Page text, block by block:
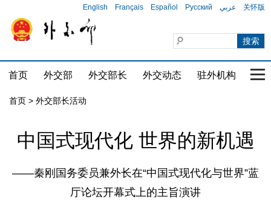
English Français Español Русский عربي 关怀版
首页 外交部 外交部长 外交动态 驻外机构 国
首页 > 外交部长活动
中国式现代化 世界的新机遇
——秦刚国务委员兼外长在“中国式现代化与世界”蓝
厅论坛开幕式上的主旨演讲